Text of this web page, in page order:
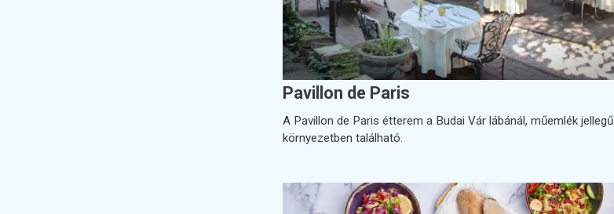
Pavillon de Paris
A Pavillon de Paris étterem a Budai Vár lábánál, műemlék jellegű
környezetben található.